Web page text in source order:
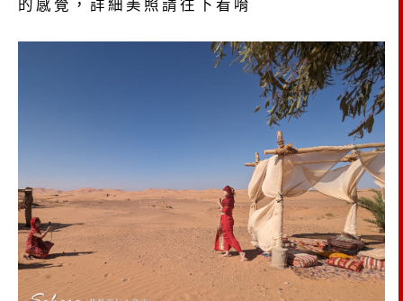
的感覺，詳細美照請往下看唷